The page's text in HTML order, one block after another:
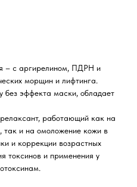
– с аргирелином, ПДРН и
морщин и лифтинга.
без эффекта маски, обладает
работающий как на
так и на омоложение кожи в
и коррекции возрастных
токсинов и применения у